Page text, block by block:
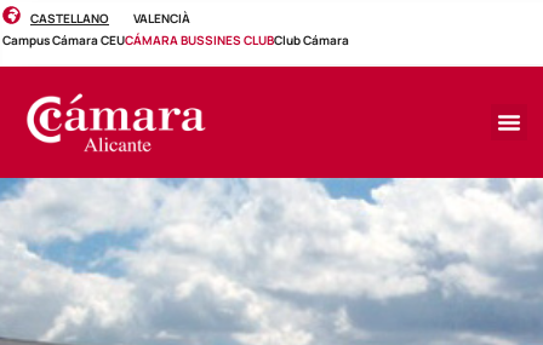
CASTELLANO
VALENCIÀ
Campus Cámara CEUCÁMARA BUSSINES CLUBClub Cámara